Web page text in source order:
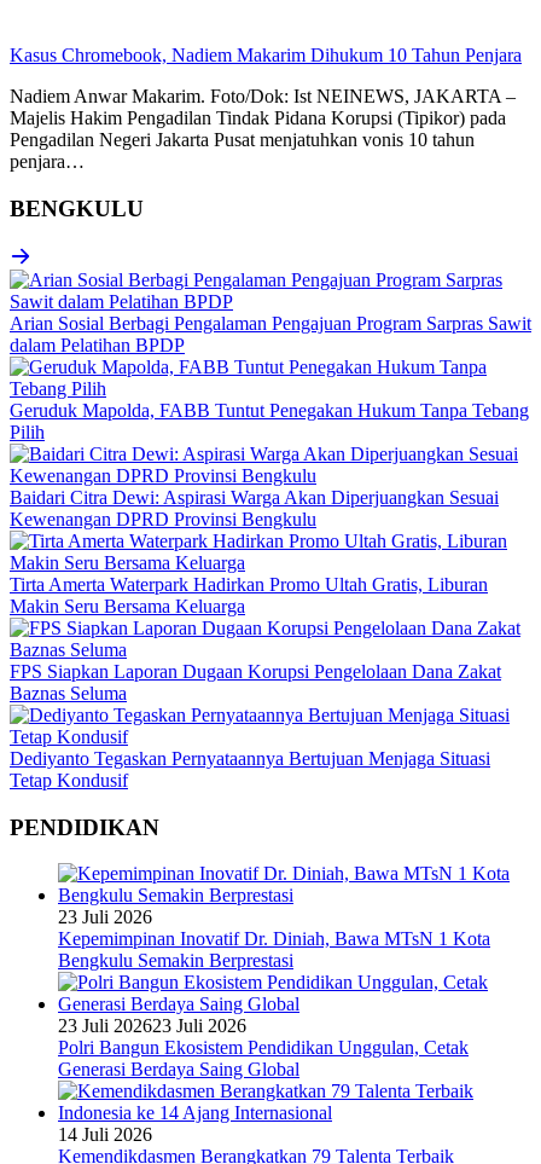
Kasus Chromebook, Nadiem Makarim Dihukum 10 Tahun Penjara
Nadiem Anwar Makarim. Foto/Dok: Ist NEINEWS, JAKARTA –
Majelis Hakim Pengadilan Tindak Pidana Korupsi (Tipikor) pada
Pengadilan Negeri Jakarta Pusat menjatuhkan vonis 10 tahun
penjara…
BENGKULU
Arian Sosial Berbagi Pengalaman Pengajuan Program Sarpras Sawit
dalam Pelatihan BPDP
Geruduk Mapolda, FABB Tuntut Penegakan Hukum Tanpa Tebang
Pilih
Baidari Citra Dewi: Aspirasi Warga Akan Diperjuangkan Sesuai
Kewenangan DPRD Provinsi Bengkulu
Tirta Amerta Waterpark Hadirkan Promo Ultah Gratis, Liburan
Makin Seru Bersama Keluarga
FPS Siapkan Laporan Dugaan Korupsi Pengelolaan Dana Zakat
Baznas Seluma
Dediyanto Tegaskan Pernyataannya Bertujuan Menjaga Situasi
Tetap Kondusif
PENDIDIKAN
23 Juli 2026
Kepemimpinan Inovatif Dr. Diniah, Bawa MTsN 1 Kota
Bengkulu Semakin Berprestasi
23 Juli 202623 Juli 2026
Polri Bangun Ekosistem Pendidikan Unggulan, Cetak
Generasi Berdaya Saing Global
14 Juli 2026
Kemendikdasmen Berangkatkan 79 Talenta Terbaik